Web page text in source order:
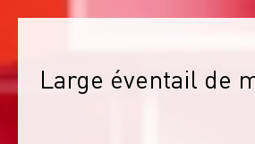
Large éventail de